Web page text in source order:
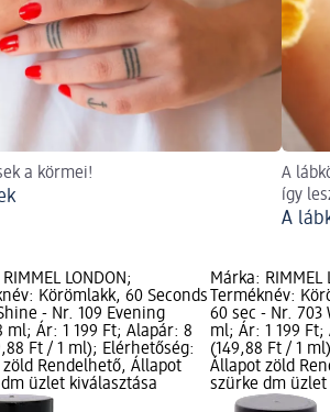
a körmei!
A
így
A
LONDON;
Körömlakk, 60 Seconds
- Nr. 109 Evening
ml; Ár: 1 199 Ft; Alapár: 8
Ft / 1 ml); Elérhetőség:
Rendelhető, Állapot
üzlet kiválasztása
Márka: RIMMEL
Terméknév:
60 sec - Nr. 703
ml; Ár: 1 199
(149,88 Ft / 1
Állapot zöld
szürke dm